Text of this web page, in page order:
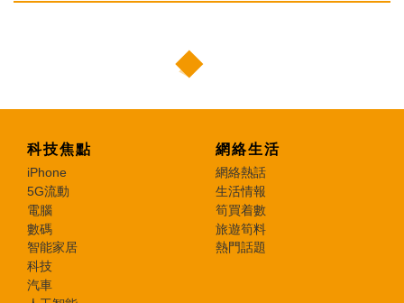
科技焦點
iPhone
5G流動
電腦
數碼
智能家居
科技
汽車
網絡生活
網絡熱話
生活情報
筍買着數
旅遊筍料
熱門話題